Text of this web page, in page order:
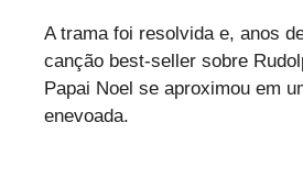
A trama foi resolvida e, anos
canção best-seller sobre
Papai Noel se aproximou em
enevoada.